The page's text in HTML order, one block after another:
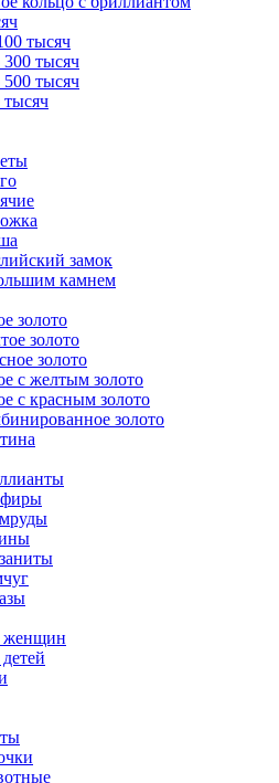
тысяч
тысяч
тысяч
тысяч
замок
камнем
золото
золото
золото
с желтым золото
с красным золото
золото
женщин